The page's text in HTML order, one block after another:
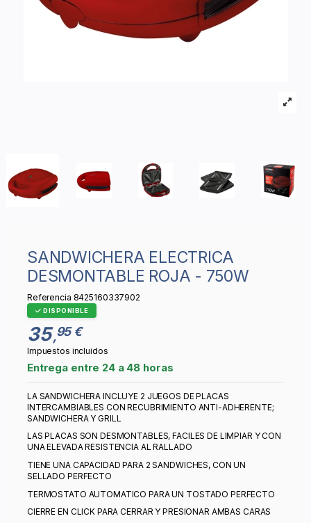
SANDWICHERA ELECTRICA
DESMONTABLE ROJA - 750W
Referencia 8425160337902
DISPONIBLE
35 ,95 €
Impuestos incluidos
Entrega entre 24 a 48 horas
LA SANDWICHERA INCLUYE 2 JUEGOS DE PLACAS
INTERCAMBIABLES CON RECUBRIMIENTO ANTI-ADHERENTE;
SANDWICHERA Y GRILL
LAS PLACAS SON DESMONTABLES, FACILES DE LIMPIAR Y CON
UNA ELEVADA RESISTENCIA AL RALLADO
TIENE UNA CAPACIDAD PARA 2 SANDWICHES, CON UN
SELLADO PERFECTO
TERMOSTATO AUTOMATICO PARA UN TOSTADO PERFECTO
CIERRE EN CLICK PARA CERRAR Y PRESIONAR AMBAS CARAS